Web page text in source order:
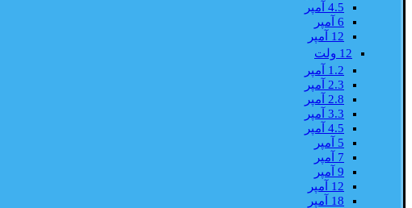
4.5 آمپر
6 آمپر
12 آمپر
12 ولت
1.2 آمپر
2.3 آمپر
2.8 آمپر
3.3 آمپر
4.5 آمپر
5 آمپر
7 آمپر
9 آمپر
12 آمپر
18 آمپر